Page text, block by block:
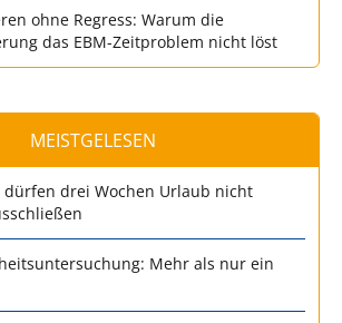
ohne Regress: Warum die
das EBM-Zeitproblem nicht löst
MEISTGELESEN
drei Wochen Urlaub nicht
Mehr als nur ein